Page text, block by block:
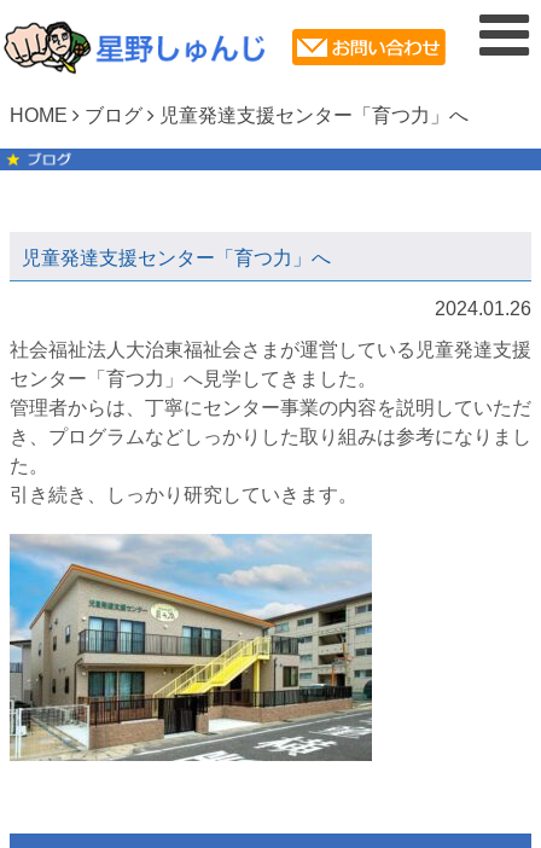
HOME ブログ 児童発達支援センター「育つ力」へ
児童発達支援センター「育つ力」へ
2024.01.26
社会福祉法人大治東福祉会さまが運営している児童発達支援
センター「育つ力」へ見学してきました。
管理者からは、丁寧にセンター事業の内容を説明していただ
き、プログラムなどしっかりした取り組みは参考になりまし
た。
引き続き、しっかり研究していきます。